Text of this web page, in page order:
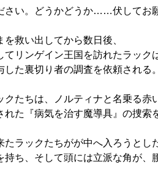
さい。どうかどうか……伏してお
救い出してから数日後、
リンゲイン王国を訪れたラック
た裏切り者の調査を依頼される。
たちは、ノルティナと名乗る赤
た『病気を治す魔導具』の捜索
たラックたちがが中へ入ろうと
ち、そして頭には立派な角が、